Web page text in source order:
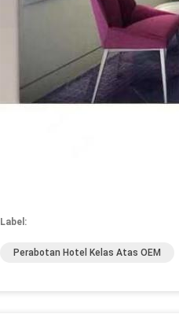
Label:
Perabotan Hotel Kelas Atas OEM